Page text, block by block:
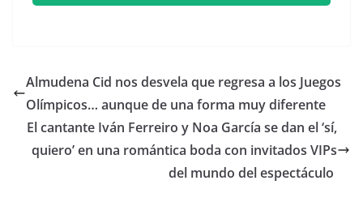
​Almudena Cid nos desvela que regresa a los Juegos
Olímpicos… aunque de una forma muy diferente
​El cantante Iván Ferreiro y Noa García se dan el ‘sí,
quiero’ en una romántica boda con invitados VIPs
del mundo del espectáculo